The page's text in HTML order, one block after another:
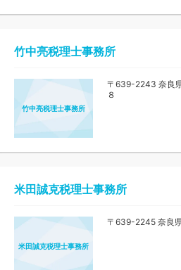
竹中亮税理士事務所
竹中亮税理士事務所
〒639-2243 奈良
８
米田誠克税理士事務所
米田誠克税理士事務所
〒639-2245 奈良